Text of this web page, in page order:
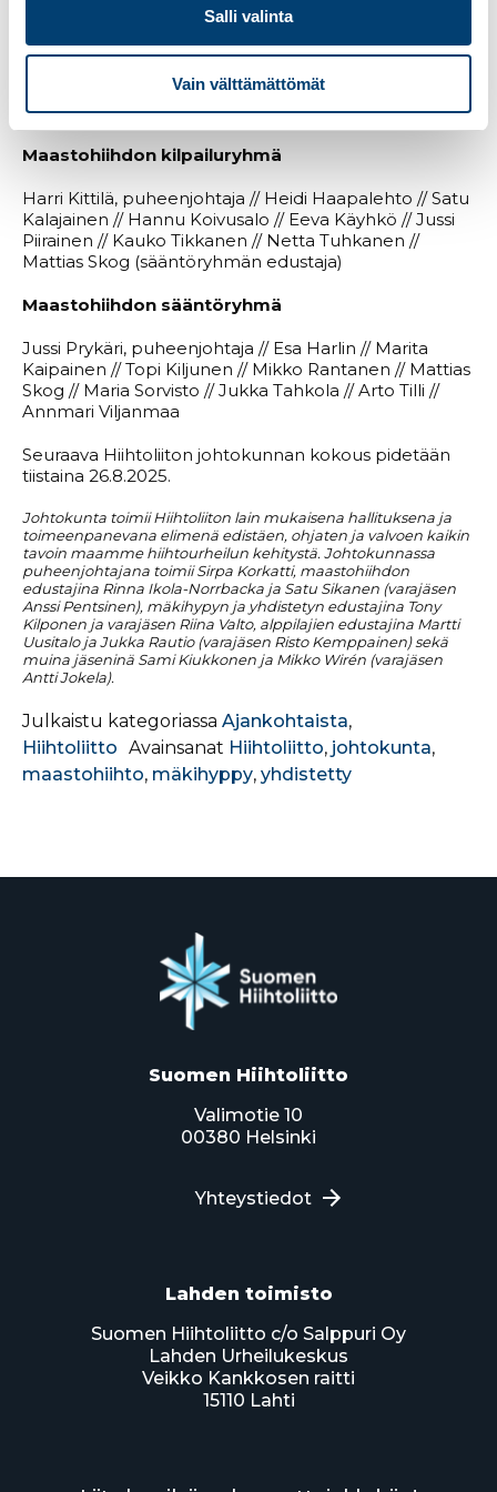
Salli valinta
Vain välttämättömät
Lajiryhmien työryhmät 2025–2026
Niina Meis // Tapio Nurmela // Pekka Tervahartiala
Maastohiihdon kilpailuryhmä
Harri Kittilä, puheenjohtaja // Heidi Haapalehto // Satu
Kalajainen // Hannu Koivusalo // Eeva Käyhkö // Jussi
Piirainen // Kauko Tikkanen // Netta Tuhkanen //
Mattias Skog (sääntöryhmän edustaja)
Maastohiihdon sääntöryhmä
Jussi Prykäri, puheenjohtaja // Esa Harlin // Marita
Kaipainen // Topi Kiljunen // Mikko Rantanen // Mattias
Skog // Maria Sorvisto // Jukka Tahkola // Arto Tilli //
Annmari Viljanmaa
Seuraava Hiihtoliiton johtokunnan kokous pidetään
tiistaina 26.8.2025.
Johtokunta toimii Hiihtoliiton lain mukaisena hallituksena ja
toimeenpanevana elimenä edistäen, ohjaten ja valvoen kaikin
tavoin maamme hiihtourheilun kehitystä. Johtokunnassa
puheenjohtajana toimii Sirpa Korkatti, maastohiihdon
edustajina Rinna Ikola-Norrbacka ja Satu Sikanen (varajäsen
Anssi Pentsinen), mäkihypyn ja yhdistetyn edustajina Tony
Kilponen ja varajäsen Riina Valto, alppilajien edustajina Martti
Uusitalo ja Jukka Rautio (varajäsen Risto Kemppainen) sekä
muina jäseninä Sami Kiukkonen ja Mikko Wirén (varajäsen
Antti Jokela).
Julkaistu kategoriassa Ajankohtaista,
Hiihtoliitto Avainsanat Hiihtoliitto, johtokunta,
maastohiihto, mäkihyppy, yhdistetty
Suomen Hiihtoliitto
Valimotie 10
00380 Helsinki
Yhteystiedot
Lahden toimisto
Suomen Hiihtoliitto c/o Salppuri Oy
Lahden Urheilukeskus
Veikko Kankkosen raitti
15110 Lahti